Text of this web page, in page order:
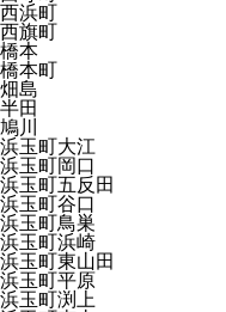
西浜町
西旗町
橋本
橋本町
畑島
半田
鳩川
浜玉町大江
浜玉町岡口
浜玉町五反田
浜玉町谷口
浜玉町鳥巣
浜玉町浜崎
浜玉町東山田
浜玉町平原
浜玉町渕上